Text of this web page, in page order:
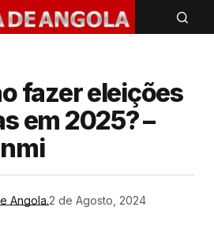
fazer eleições
em 2025? –
Angola.2 de Agosto, 2024